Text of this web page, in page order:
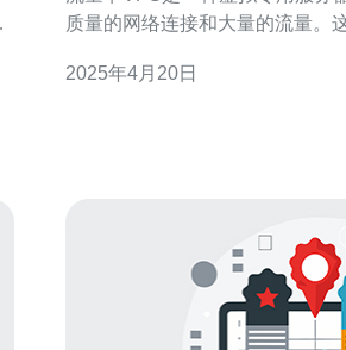
质量的网络连接和大量的流量。
量来满足您的网络需求。 首先，马来西亚作为东南亚的一
2025年4月20日